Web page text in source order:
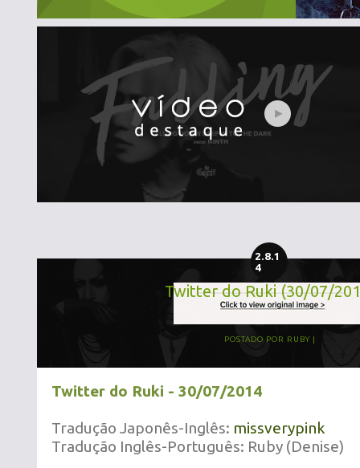
2.8.1
4
Twitter do Ruki (30/07/
POSTADO POR RUBY
Twitter do Ruki - 30/07/2014
Tradução Japonês-Inglês: missverypink
Tradução Inglês-Português: Ruby (Denise)